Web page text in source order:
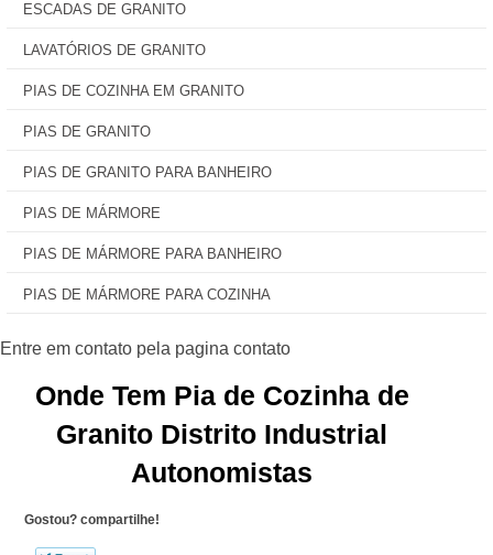
ESCADAS DE GRANITO
LAVATÓRIOS DE GRANITO
PIAS DE COZINHA EM GRANITO
PIAS DE GRANITO
PIAS DE GRANITO PARA BANHEIRO
PIAS DE MÁRMORE
PIAS DE MÁRMORE PARA BANHEIRO
PIAS DE MÁRMORE PARA COZINHA
Onde Tem Pia de Cozinha de
Granito Distrito Industrial
Autonomistas
Gostou? compartilhe!